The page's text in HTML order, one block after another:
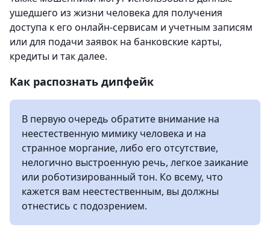
ушедшего из жизни человека для получения
доступа к его онлайн-сервисам и учетным записям
или для подачи заявок на банковские карты,
кредиты и так далее.
Как распознать дипфейк
В первую очередь обратите внимание на
неестественную мимику человека и на
странное моргание, либо его отсутствие,
нелогично выстроенную речь, легкое заикание
или роботизированный тон. Ко всему, что
кажется вам неестественным, вы должны
отнестись с подозрением.